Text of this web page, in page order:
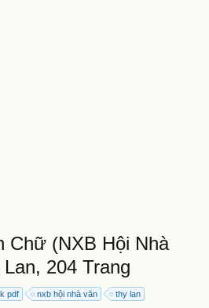
Chữ (NXB Hội Nhà
204 Trang
pdf nxb hội nhà văn thy lan